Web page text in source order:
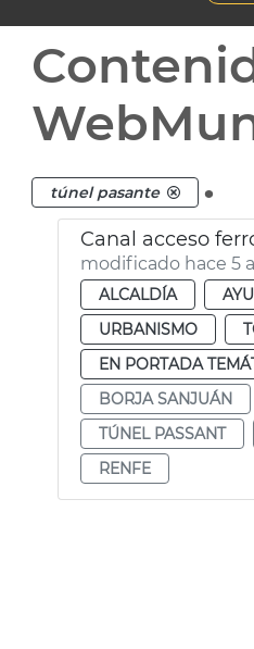
túnel pasante .
Canal acceso
modificado hace 5
ALCALDÍA
URBANISMO
EN PORTADA
BORJA SANJUÁN
TÚNEL PASSANT
RENFE